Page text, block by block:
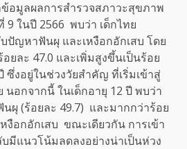
ข้อมูลผลการสำรวจสภาวะสุขภาพ
9 ในปี 2566 พบว่า เด็กไทย
ปัญหาฟันผุ และเหงือกอักเสบ โดย
ยละ 47.0 และเพิ่มสูงขึ้นเป็นร้อย
ซึ่งอยู่ในช่วงวัยสำคัญ ที่เริ่มเข้าสู่
อกจากนี้ ในเด็กอายุ 12 ปี พบว่า
ผุ (ร้อยละ 49.7) และมากกว่าร้อย
งือกอักเสบ ขณะเดียวกัน การเข้า
มีแนวโน้มลดลงอย่างน่าเป็นห่วง